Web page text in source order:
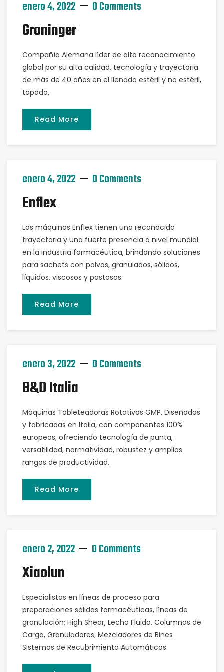
enero 4, 2022 0 Comments
Groninger
Compañía Alemana líder de alto reconocimiento
global por su alta calidad, tecnología y trayectoria
de más de 40 años en el llenado estéril y no estéril,
tapado.
Read More
enero 4, 2022 0 Comments
Enflex
Las máquinas Enflex tienen una reconocida
trayectoria y una fuerte presencia a nivel mundial
en la industria farmacéutica, brindando soluciones
para sachets con polvos, granulados, sólidos,
líquidos, viscosos y pastosos.
Read More
enero 3, 2022 0 Comments
B&D Italia
Máquinas Tableteadoras Rotativas GMP. Diseñadas
y fabricadas en Italia, con componentes 100%
europeos; ofreciendo tecnología de punta,
versatilidad, normatividad, robustez y amplios
rangos de productividad.
Read More
enero 2, 2022 0 Comments
Xiaolun
Especialistas en líneas de proceso para
preparaciones sólidas farmacéuticas, líneas de
granulación; High Shear, Lecho Fluido, Columnas de
Carga, Granuladores, Mezcladores de Bines
Sistemas de Recubrimiento Automáticos.